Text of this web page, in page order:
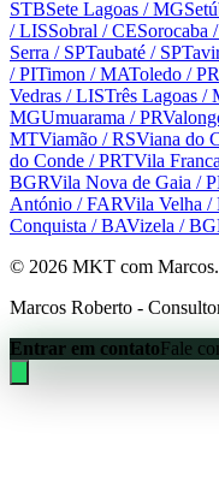
STBSete Lagoas / MG
/ LISSobral / CESorocaba
Serra / SPTaubaté / SP
/ PITimon / MAToledo / PR
Vedras / LISTrês Lagoas /
MGUmuarama / PR
MTViamão / RSViana do
do Conde / PRTVila
BGRVila Nova de Gaia /
António / FARVila Velha /
Conquista / BAVizela /
© 2026 MKT com Marcos.
Marcos Roberto -
Entrar em contatoFale